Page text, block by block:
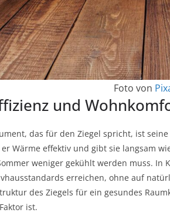
Foto von
und
das für den Ziegel spricht, ist
Wärme effektiv und gibt sie langsam
weniger gekühlt werden muss.
erreichen, ohne auf
des Ziegels für ein gesundes
ist.